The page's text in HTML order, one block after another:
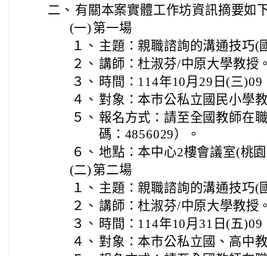
二、 有關本案實體工作坊資訊摘要如
(一) 第一場
１、 主題：親職諮詢的溝通技巧(
２、 講師：杜淑芬/中原大學教授
３、 時間：114年10月29日(三
４、 對象：本市公私立國民小學
５、 報名方式：請至全國教師在
碼：4856029）。
６、 地點：本中心2樓會議室(桃
(二) 第二場
１、 主題：親職諮詢的溝通技巧(
２、 講師：杜淑芬/中原大學教授
３、 時間：114年10月31日(五
４、 對象：本市公私立國、高中